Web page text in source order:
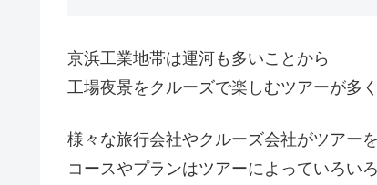
京浜工業地帯は運河も多いことから
工場夜景をクルーズで楽しむツアーが多く
様々な旅行会社やクルーズ会社がツアー
コースやプランはツアーによっていろいろ